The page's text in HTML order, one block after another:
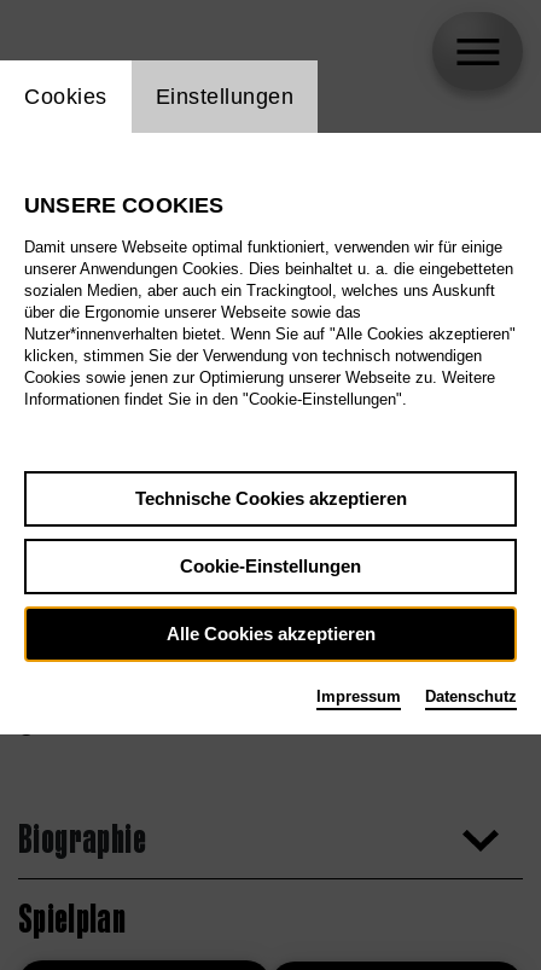
Biographie
Spielplan
Einstellung Website Cookie
Cookies Einstellungen
UNSERE COOKIES
Damit unsere Webseite optimal funktioniert, verwenden wir für einige
unserer Anwendungen Cookies. Dies beinhaltet u. a. die eingebetteten
sozialen Medien, aber auch ein Trackingtool, welches uns Auskunft
über die Ergonomie unserer Webseite sowie das
Nutzer*innenverhalten bietet. Wenn Sie auf "Alle Cookies akzeptieren"
klicken, stimmen Sie der Verwendung von technisch notwendigen
Cookies sowie jenen zur Optimierung unserer Webseite zu. Weitere
Informationen findet Sie in den "Cookie-Einstellungen".
Technische Cookies akzeptieren
Cookie-Einstellungen
Alle Cookies akzeptieren
Impressum Datenschutz